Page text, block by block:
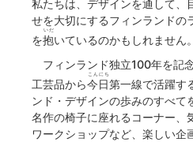
私たちは、デザインを通して、
せを大切にするフィンランドの
を抱
いだ
いているのかもしれません。
フィンランド独立100年を記
工芸品から今日
こんにち
第一線で活躍す
ンド・デザインの歩みのすべて
名作の椅子に座れるコーナー、
ワークショップなど、楽しい企